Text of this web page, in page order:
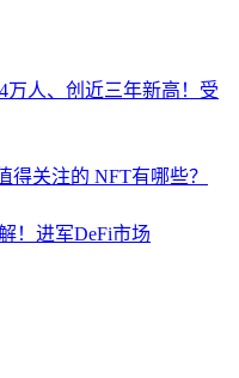
万人、创近三年新高！受
得关注的 NFT有哪些？
！进军DeFi市场